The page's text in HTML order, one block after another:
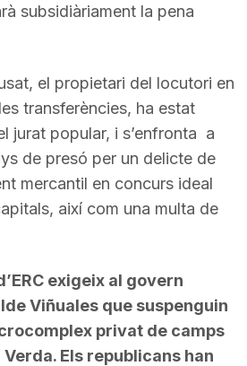
subsidiàriament la pena
el propietari del locutori en
transferències, ha estat
jurat popular, i s’enfronta a
de presó per un delicte de
mercantil en concurs ideal
així com una multa de
exigeix al govern
Viñuales que suspenguin
privat de camps
Verda. Els republicans han